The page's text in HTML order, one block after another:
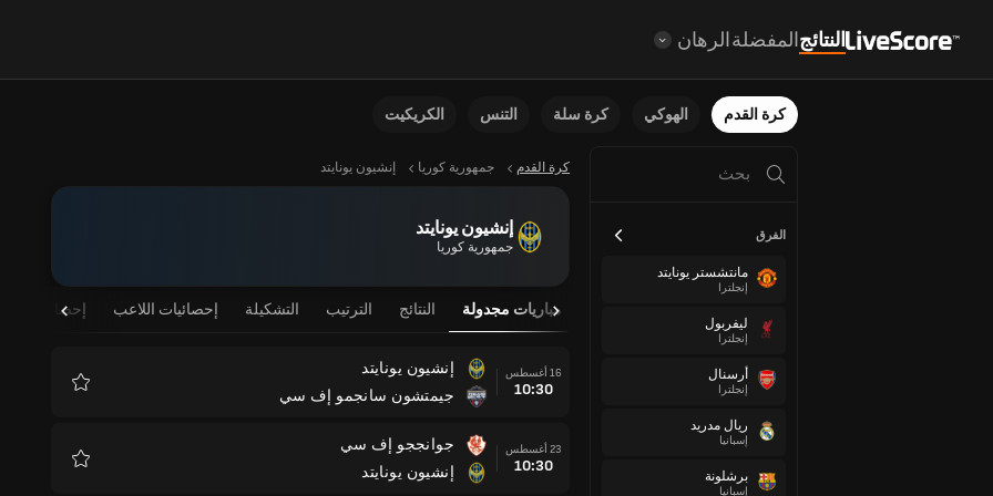
النتائجالمفضلةالرهان
كرة القدم الهوكي كرة سلة التنس الكريكيت
الفرق
مانتشستر يونايتد
إنجلترا
ليفربول
إنجلترا
أرسنال
إنجلترا
ريال مدريد
إسبانيا
برشلونة
إسبانيا
كرة القدم جمهورية كوريا إنشيون يونايتد
إنشيون يونايتد
جمهورية كوريا
مباريات مجدولة النتائج الترتيب التشكيلة إحصائيات اللاعب إحصائيات
16 أغسطس
10:30
إنشيون يونايتد
جيمتشون سانجمو إف سي
23 أغسطس
10:30
جوانججو إف سي
إنشيون يونايتد